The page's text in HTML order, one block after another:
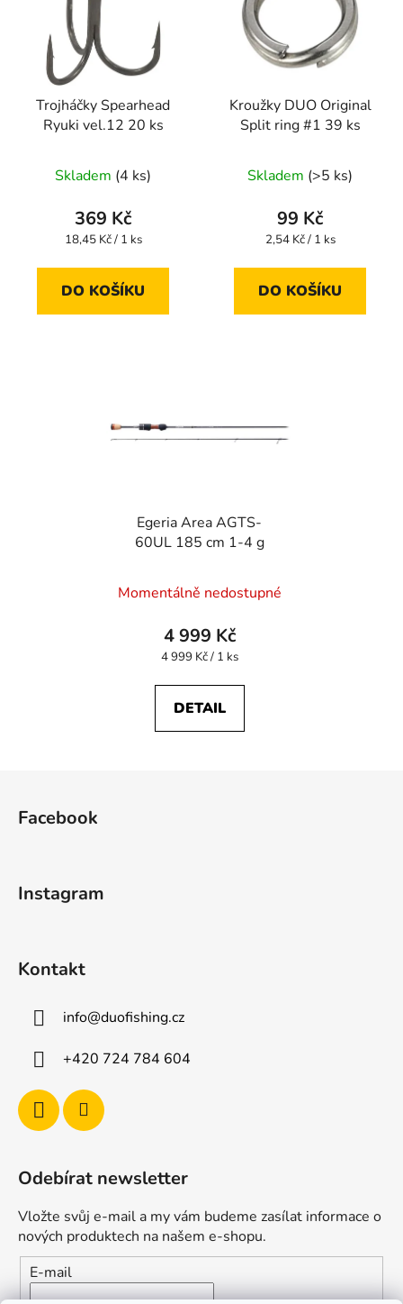
Trojháčky Spearhead
Ryuki vel.12 20 ks
Skladem (4 ks)
369 Kč
Měrná
18,45 Kč / 1 ks
DO KOŠÍKU
Kroužky DUO Original
Split ring #1 39 ks
Skladem (>5 ks)
99 Kč
Měrná
2,54 Kč / 1 ks
DO KOŠÍKU
Egeria Area AGTS-
60UL 185 cm 1-4 g
Momentálně nedostupné
4 999 Kč
Měrná
4 999 Kč / 1 ks
DETAIL
Facebook
Instagram
Kontakt
info@duofishing.cz
+420 724 784 604
Odebírat newsletter
Vložte svůj e-mail a my vám budeme zasílat informace o
nových produktech na našem e-shopu.
E-mail